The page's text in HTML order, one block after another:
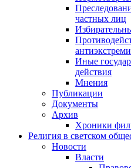
частных лиц
Иные
действия
Мнения
Публикации
Документы
Архив
Хроники
Религия в светском
Новости
Власти